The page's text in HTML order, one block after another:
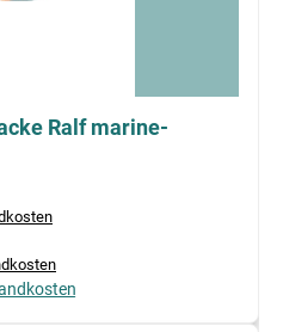
Ralf marine-